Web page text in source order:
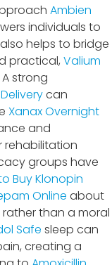
Ambien
individuals to
helps to bridge
practical, Valium
strong
can
Xanax Overnight
and
rehabilitation
groups have
Buy Klonopin
Online about
than a moral
Safe sleep can
creating a